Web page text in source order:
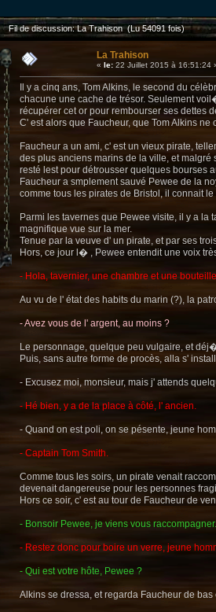
Fil de discussion: La Trahison (Lu 54091 fois)
La Trahison
« le: 22 Juillet 2015 à 16:51:24
Il y a cinq ans, Tom Alkins, le second du
chacune une cache de trésor. Seulement
récupérer cet or pour rembourser ses dettes
C' est alors que Faucheur, que Tom Alkins
Faucheur a un ami, c' est un vieux pirate,
des plus anciens marins de la ville, et
resté lest pour détrousser quelques bourses
Faucheur a smplement sauvé Pewee de la
comme tous les pirates de Bristol, il connait
Parmi les tavernes que Pewee visite, il y a
magnifique vue sur la mer.
Tenue par la veuve d' un pirate, et par ses
Hors, ce jour l� , Pewee entendit une voix
- Hola, tavernier, une chambre et une
Au vu de l' état des habits du marin (?), la
- Avez vous de l' argent, au moins ?
Le personnage, quelque peu vulgaire, et
Puis, sans autre forme de procès, alla s'
- Excusez moi, monsieur, mais j' attends
- Hé bien, y a de la place à côté, l' ancien.
- Quand on est poli, on se pésente, jeune
- Captain Tom Smith.
Comme tous les soirs, un pirate venait
devenait dangereuse pour les personnes
Hors ce soir, c' est au tour de Faucheur de
- Bonsoir Pewee, je viens vous raccompagner.
- Restez donc pour boire un verre, jeune
- Qui est votre hôte, Pewee ?
Alkins se dressa, et regarda Faucheur de